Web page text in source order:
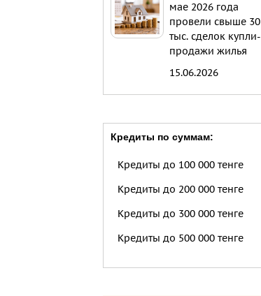
мае 2026 года
провели свыше 30
тыс. сделок купли-
продажи жилья
15.06.2026
Кредиты по суммам:
Кредиты до 100 000 тенге
Кредиты до 200 000 тенге
Кредиты до 300 000 тенге
Кредиты до 500 000 тенге